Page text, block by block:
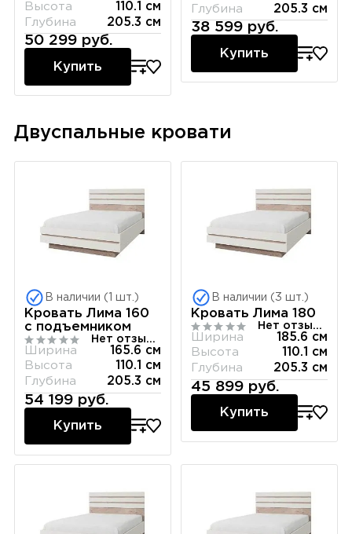
Высота
110.1 см
Глубина
205.3 см
50 299 руб.
Купить
Глубина
205.3 см
38 599 руб.
Купить
Двуспальные кровати
В наличии (1 шт.)
Кровать Лима 160
с подъемником
Нет отзывов
Ширина
165.6 см
Высота
110.1 см
Глубина
205.3 см
54 199 руб.
Купить
В наличии (3 шт.)
Кровать Лима 180
Нет отзывов
Ширина
185.6 см
Высота
110.1 см
Глубина
205.3 см
45 899 руб.
Купить